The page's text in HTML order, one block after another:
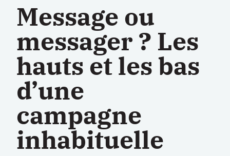
Message ou
messager ? Les
hauts et les bas
d’une
campagne
inhabituelle